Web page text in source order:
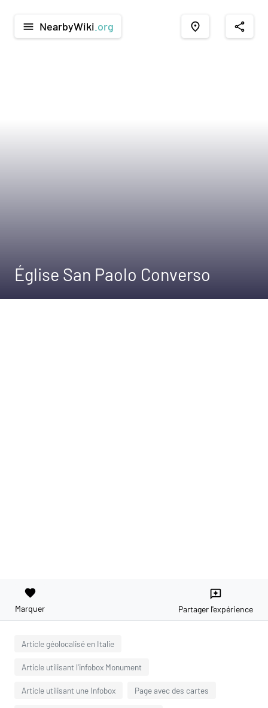
menu NearbyWiki .org place share
Église San Paolo Converso
favorite
Marquer
reviews
Partager l'expérience
Article géolocalisé en Italie
Article utilisant l'infobox Monument
Article utilisant une Infobox Page avec des cartes